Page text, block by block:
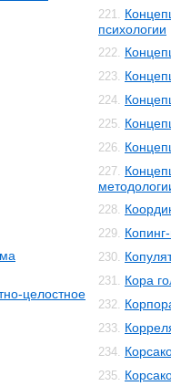
целостное
221.
психологии
222.
223.
224.
225.
226.
227.
228.
229.
230.
231. Кора
232.
233.
234.
235.